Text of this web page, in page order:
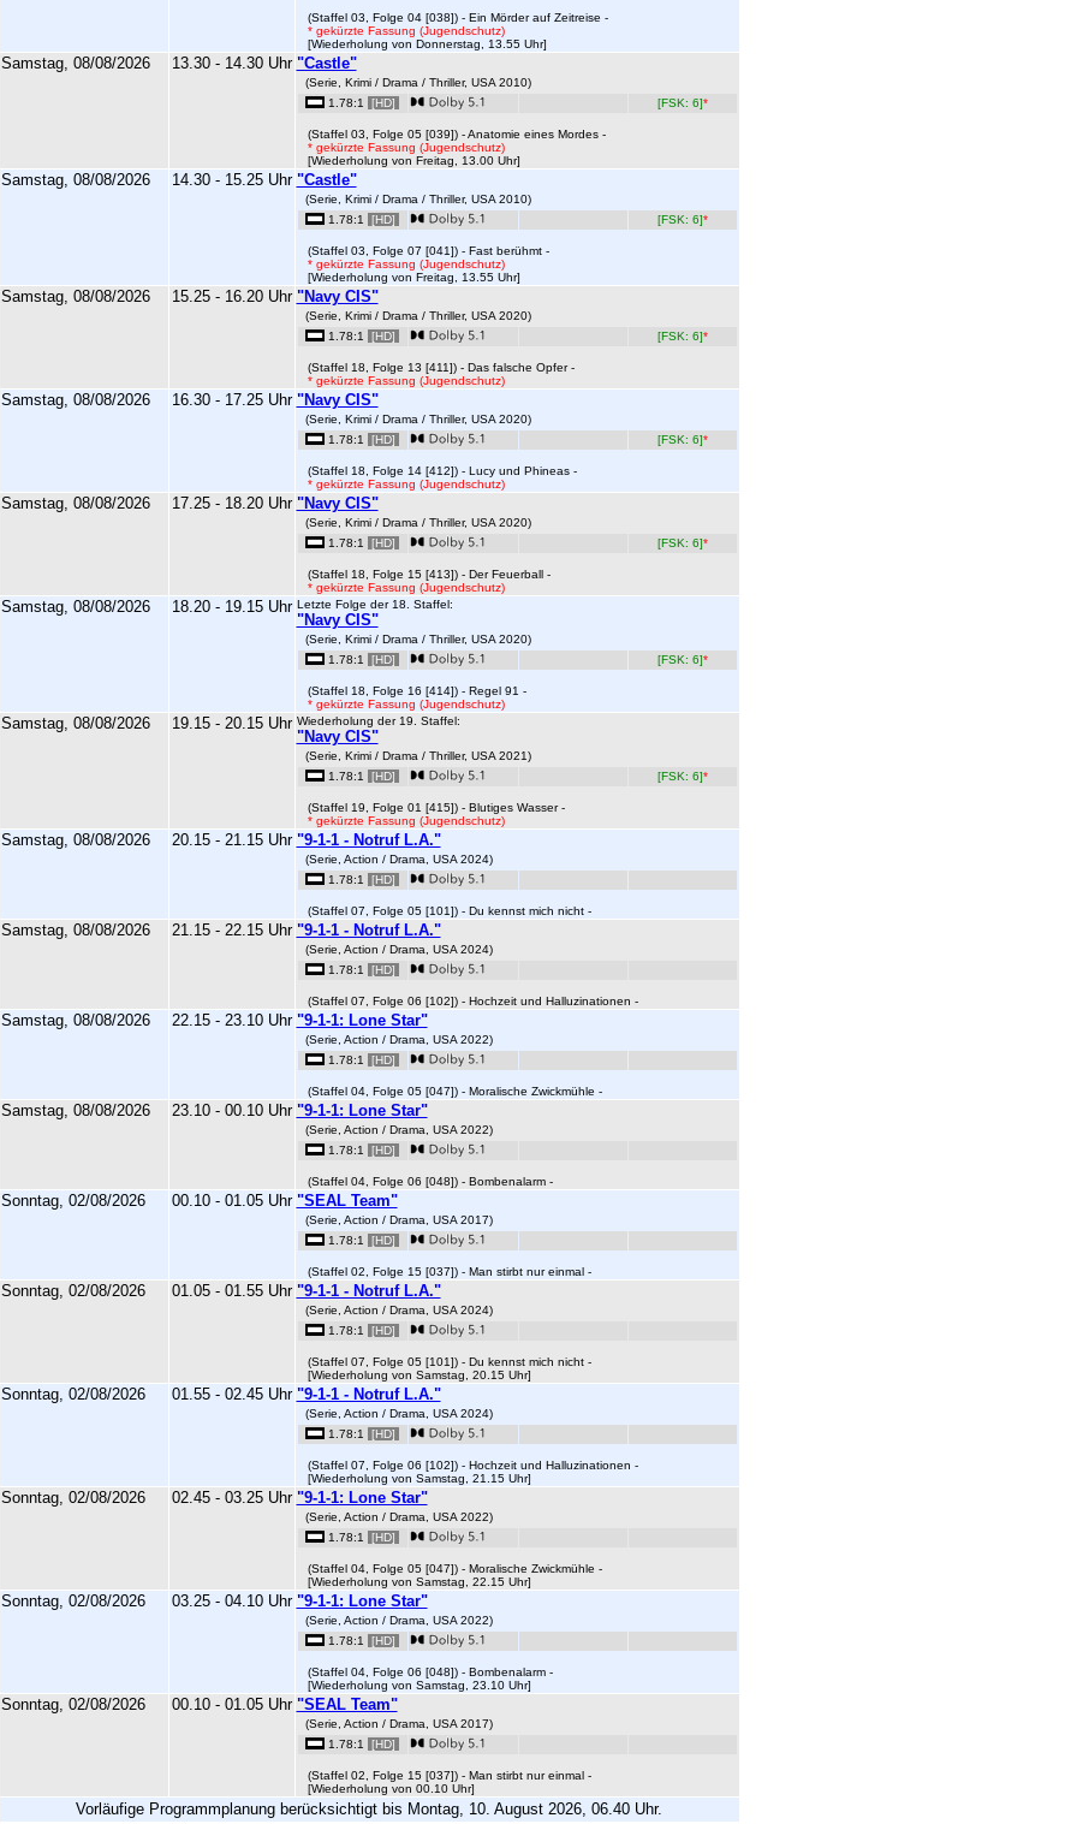
(Staffel 03, Folge 04 [038]) - Ein Mörder auf Zeitreise -
* gekürzte Fassung (Jugendschutz)
[Wiederholung von Donnerstag, 13.55 Uhr]
Samstag, 08/08/2026 13.30 - 14.30 Uhr "Castle"
(Serie, Krimi / Drama / Thriller, USA 2010)
1.78:1
[HD] [FSK: 6]*
(Staffel 03, Folge 05 [039]) - Anatomie eines Mordes -
* gekürzte Fassung (Jugendschutz)
[Wiederholung von Freitag, 13.00 Uhr]
Samstag, 08/08/2026 14.30 - 15.25 Uhr "Castle"
(Serie, Krimi / Drama / Thriller, USA 2010)
1.78:1
[HD] [FSK: 6]*
(Staffel 03, Folge 07 [041]) - Fast berühmt -
* gekürzte Fassung (Jugendschutz)
[Wiederholung von Freitag, 13.55 Uhr]
Samstag, 08/08/2026 15.25 - 16.20 Uhr "Navy CIS"
(Serie, Krimi / Drama / Thriller, USA 2020)
1.78:1
[HD] [FSK: 6]*
(Staffel 18, Folge 13 [411]) - Das falsche Opfer -
* gekürzte Fassung (Jugendschutz)
Samstag, 08/08/2026 16.30 - 17.25 Uhr "Navy CIS"
(Serie, Krimi / Drama / Thriller, USA 2020)
1.78:1
[HD] [FSK: 6]*
(Staffel 18, Folge 14 [412]) - Lucy und Phineas -
* gekürzte Fassung (Jugendschutz)
Samstag, 08/08/2026 17.25 - 18.20 Uhr "Navy CIS"
(Serie, Krimi / Drama / Thriller, USA 2020)
1.78:1
[HD] [FSK: 6]*
(Staffel 18, Folge 15 [413]) - Der Feuerball -
* gekürzte Fassung (Jugendschutz)
Samstag, 08/08/2026 18.20 - 19.15 Uhr Letzte Folge der 18. Staffel:
"Navy CIS"
(Serie, Krimi / Drama / Thriller, USA 2020)
1.78:1
[HD] [FSK: 6]*
(Staffel 18, Folge 16 [414]) - Regel 91 -
* gekürzte Fassung (Jugendschutz)
Samstag, 08/08/2026 19.15 - 20.15 Uhr Wiederholung der 19. Staffel:
"Navy CIS"
(Serie, Krimi / Drama / Thriller, USA 2021)
1.78:1
[HD] [FSK: 6]*
(Staffel 19, Folge 01 [415]) - Blutiges Wasser -
* gekürzte Fassung (Jugendschutz)
Samstag, 08/08/2026 20.15 - 21.15 Uhr "9-1-1 - Notruf L.A."
(Serie, Action / Drama, USA 2024)
1.78:1
[HD]
(Staffel 07, Folge 05 [101]) - Du kennst mich nicht -
Samstag, 08/08/2026 21.15 - 22.15 Uhr "9-1-1 - Notruf L.A."
(Serie, Action / Drama, USA 2024)
1.78:1
[HD]
(Staffel 07, Folge 06 [102]) - Hochzeit und Halluzinationen -
Samstag, 08/08/2026 22.15 - 23.10 Uhr "9-1-1: Lone Star"
(Serie, Action / Drama, USA 2022)
1.78:1
[HD]
(Staffel 04, Folge 05 [047]) - Moralische Zwickmühle -
Samstag, 08/08/2026 23.10 - 00.10 Uhr "9-1-1: Lone Star"
(Serie, Action / Drama, USA 2022)
1.78:1
[HD]
(Staffel 04, Folge 06 [048]) - Bombenalarm -
Sonntag, 02/08/2026 00.10 - 01.05 Uhr "SEAL Team"
(Serie, Action / Drama, USA 2017)
1.78:1
[HD]
(Staffel 02, Folge 15 [037]) - Man stirbt nur einmal -
Sonntag, 02/08/2026 01.05 - 01.55 Uhr "9-1-1 - Notruf L.A."
(Serie, Action / Drama, USA 2024)
1.78:1
[HD]
(Staffel 07, Folge 05 [101]) - Du kennst mich nicht -
[Wiederholung von Samstag, 20.15 Uhr]
Sonntag, 02/08/2026 01.55 - 02.45 Uhr "9-1-1 - Notruf L.A."
(Serie, Action / Drama, USA 2024)
1.78:1
[HD]
(Staffel 07, Folge 06 [102]) - Hochzeit und Halluzinationen -
[Wiederholung von Samstag, 21.15 Uhr]
Sonntag, 02/08/2026 02.45 - 03.25 Uhr "9-1-1: Lone Star"
(Serie, Action / Drama, USA 2022)
1.78:1
[HD]
(Staffel 04, Folge 05 [047]) - Moralische Zwickmühle -
[Wiederholung von Samstag, 22.15 Uhr]
Sonntag, 02/08/2026 03.25 - 04.10 Uhr "9-1-1: Lone Star"
(Serie, Action / Drama, USA 2022)
1.78:1
[HD]
(Staffel 04, Folge 06 [048]) - Bombenalarm -
[Wiederholung von Samstag, 23.10 Uhr]
Sonntag, 02/08/2026 00.10 - 01.05 Uhr "SEAL Team"
(Serie, Action / Drama, USA 2017)
1.78:1
[HD]
(Staffel 02, Folge 15 [037]) - Man stirbt nur einmal -
[Wiederholung von 00.10 Uhr]
Vorläufige Programmplanung berücksichtigt bis Montag, 10. August 2026, 06.40 Uhr.